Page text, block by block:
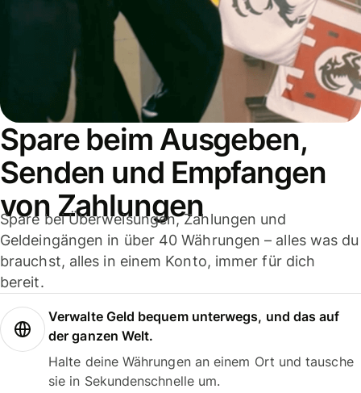
Spare beim Ausgeben,
Senden und Empfangen
von Zahlungen
Spare bei Überweisungen, Zahlungen und
Geldeingängen in über 40 Währungen – alles was du
brauchst, alles in einem Konto, immer für dich
bereit.
Verwalte Geld bequem unterwegs, und das auf
der ganzen Welt.
Halte deine Währungen an einem Ort und tausche
sie in Sekundenschnelle um.